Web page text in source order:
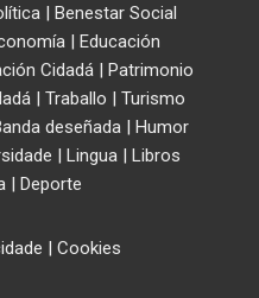
| Benestar Social
| Educación
Cidadá| Patrimonio
| Traballo | Turismo
deseñada | Humor
| Lingua| Libros
| Deporte
| Cookies